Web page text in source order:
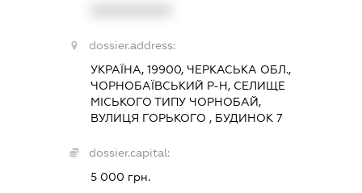
dossier.address:
УКРАЇНА, 19900, ЧЕРКАСЬКА ОБЛ.,
ЧОРНОБАЇВСЬКИЙ Р-Н, СЕЛИЩЕ
МІСЬКОГО ТИПУ ЧОРНОБАЙ,
ВУЛИЦЯ ГОРЬКОГО , БУДИНОК 7
dossier.capital:
5 000 грн.